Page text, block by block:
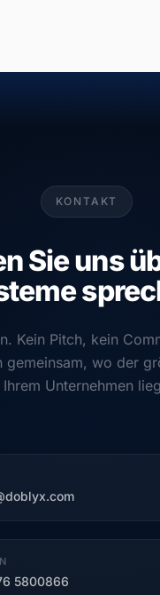
KONTAKT
Sie uns
Kein Pitch, kein
gemeinsam, wo der
Ihrem Unternehmen
5800866